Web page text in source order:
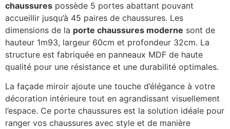
chaussures possède 5 portes abattant pouvant
accueillir jusqu’à 45 paires de chaussures. Les
dimensions de la porte chaussures moderne sont de
hauteur 1m93, largeur 60cm et profondeur 32cm. La
structure est fabriquée en panneaux MDF de haute
qualité pour une résistance et une durabilité optimales.
La façade miroir ajoute une touche d’élégance à votre
décoration intérieure tout en agrandissant visuellement
l’espace. Ce porte chaussures est la solution idéale pour
ranger vos chaussures avec style et de manière